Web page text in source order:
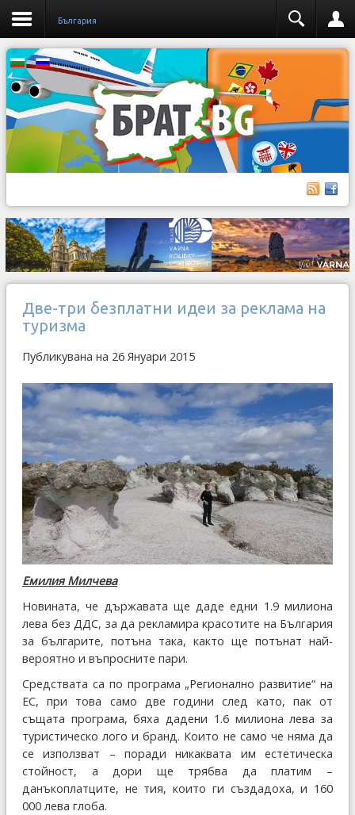
България
Две-три безплатни идеи за реклама на
туризма
Публикувана на 26 Януари 2015
Емилия Милчева
Новината, че държавата ще даде едни 1.9 милиона
лева без ДДС, за да рекламира красотите на България
за българите, потъна така, както ще потънат най-
вероятно и въпросните пари.
Средствата са по програма „Регионално развитие“ на
ЕС, при това само две години след като, пак от
същата програма, бяха дадени 1.6 милиона лева за
туристическо лого и бранд. Които не само че няма да
се използват – поради никаквата им естетическа
стойност, а дори ще трябва да платим –
данъкоплатците, не тия, които ги създадоха, и 160
000 лева глоба.